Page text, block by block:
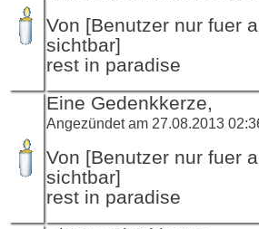
Von [Benutzer nur fuer
sichtbar]
rest in paradise
Eine Gedenkkerze,
Angezündet am 27.08.2013
Von [Benutzer nur fuer
sichtbar]
rest in paradise